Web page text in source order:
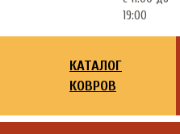
19:00
КАТАЛОГ
КОВРОВ